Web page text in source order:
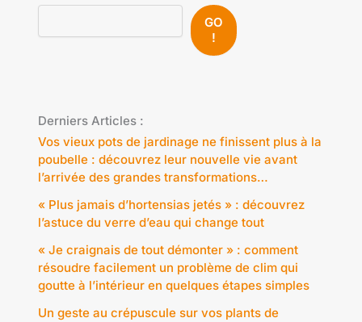
GO
!
Derniers Articles :
Vos vieux pots de jardinage ne finissent plus à la
poubelle : découvrez leur nouvelle vie avant
l’arrivée des grandes transformations…
« Plus jamais d’hortensias jetés » : découvrez
l’astuce du verre d’eau qui change tout
« Je craignais de tout démonter » : comment
résoudre facilement un problème de clim qui
goutte à l’intérieur en quelques étapes simples
Un geste au crépuscule sur vos plants de